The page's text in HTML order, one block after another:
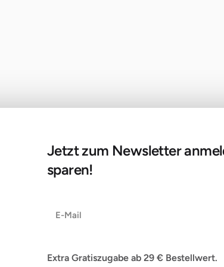
Jetzt zum Newsletter
sparen!
Extra Gratiszugabe ab 29 € Bestellwert.